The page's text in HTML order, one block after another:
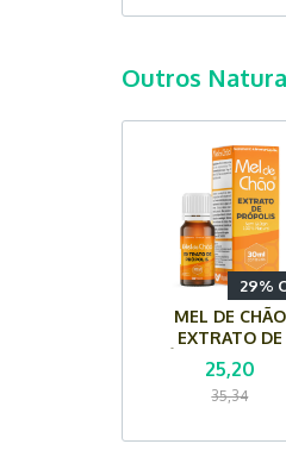
Outros
29%
MEL DE CHÃO
EXTRATO DE
PRÓPOLIS
ml)
25,20
35,34